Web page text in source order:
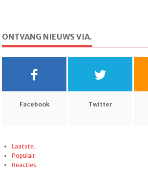
ONTVANG NIEUWS VIA.
Facebook Twitter
Laatste.
Populair.
Reacties.